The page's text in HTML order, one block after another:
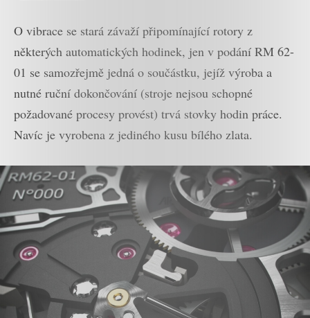
O vibrace se stará závaží připomínající rotory z
některých automatických hodinek, jen v podání RM 62-
01 se samozřejmě jedná o součástku, jejíž výroba a
nutné ruční dokončování (stroje nejsou schopné
požadované procesy provést) trvá stovky hodin práce.
Navíc je vyrobena z jediného kusu bílého zlata.